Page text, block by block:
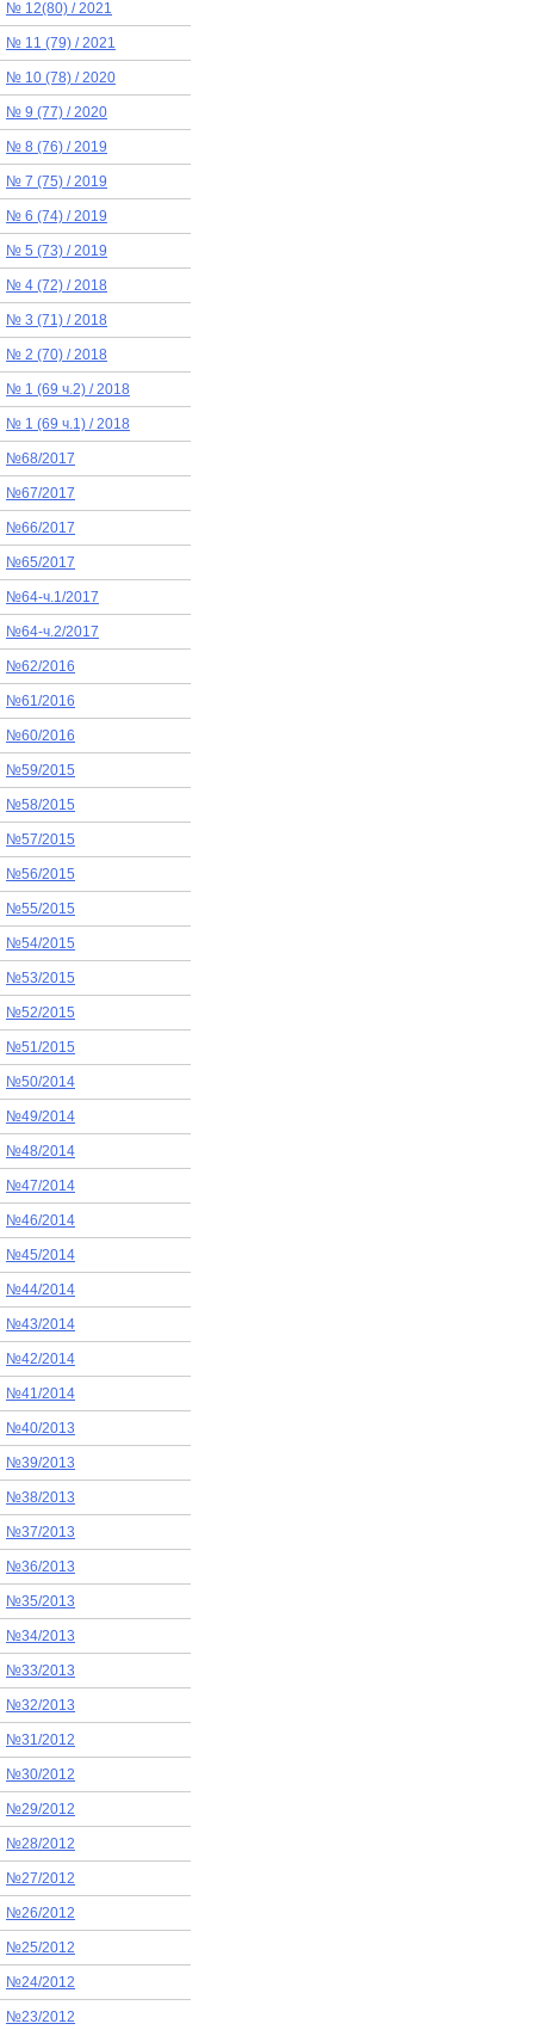
№ 12(80) / 2021
№ 11 (79) / 2021
№ 10 (78) / 2020
№ 9 (77) / 2020
№ 8 (76) / 2019
№ 7 (75) / 2019
№ 6 (74) / 2019
№ 5 (73) / 2019
№ 4 (72) / 2018
№ 3 (71) / 2018
№ 2 (70) / 2018
№ 1 (69 ч.2) / 2018
№ 1 (69 ч.1) / 2018
№68/2017
№67/2017
№66/2017
№65/2017
№64-ч.1/2017
№64-ч.2/2017
№62/2016
№61/2016
№60/2016
№59/2015
№58/2015
№57/2015
№56/2015
№55/2015
№54/2015
№53/2015
№52/2015
№51/2015
№50/2014
№49/2014
№48/2014
№47/2014
№46/2014
№45/2014
№44/2014
№43/2014
№42/2014
№41/2014
№40/2013
№39/2013
№38/2013
№37/2013
№36/2013
№35/2013
№34/2013
№33/2013
№32/2013
№31/2012
№30/2012
№29/2012
№28/2012
№27/2012
№26/2012
№25/2012
№24/2012
№23/2012